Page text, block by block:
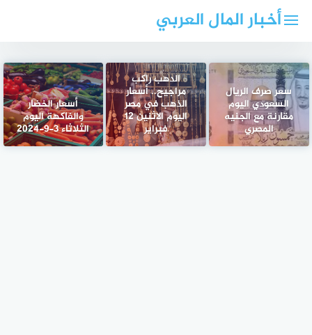
أخبار المال العربي
سعر صرف الريال
السعودي اليوم
مقارنة مع الجنيه
المصري
الدهب راكب
مراجيح.. أسعار
الذهب في مصر
اليوم الاثنين 12
فبراير
أسعار الخضار
والفاكهة اليوم
الثلاثاء 3-9-2024